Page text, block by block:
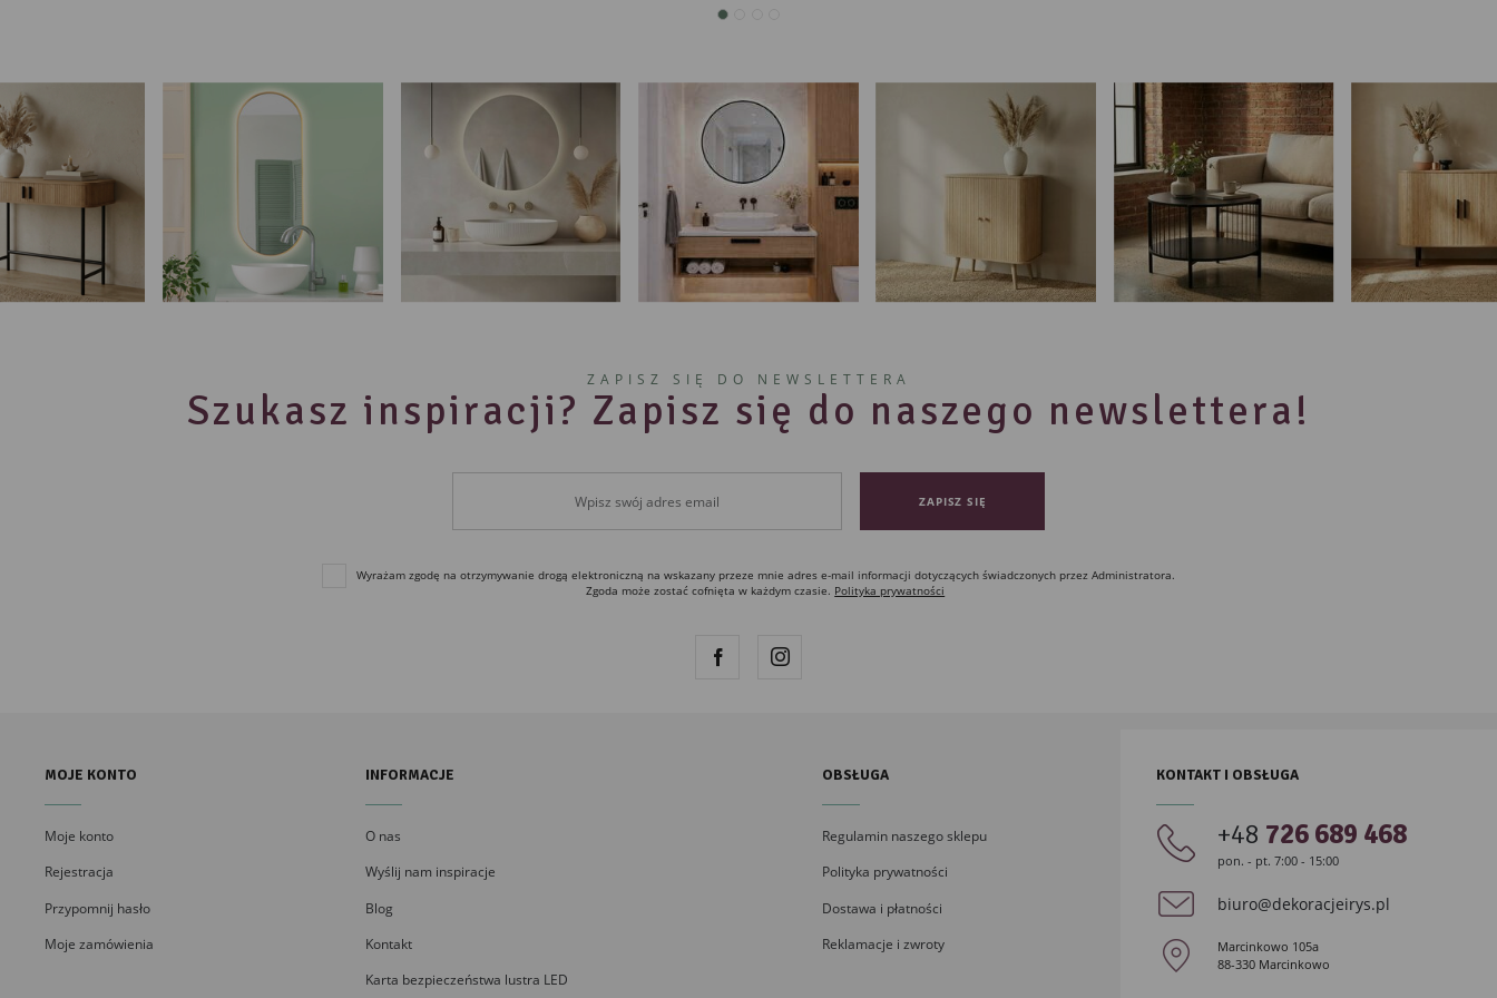
ZAPISZ SIĘ DO NEWSLETTERA
Szukasz inspiracji? Zapisz się do naszego newslettera!
Wyrażam zgodę na otrzymywanie drogą elektroniczną na wskazany przeze mnie adres e-mail informacji dotyczących świadczonych przez Administratora.
Zgoda może zostać cofnięta w każdym czasie. Polityka prywatności
MOJE KONTO
Moje konto
Rejestracja
Przypomnij hasło
Moje zamówienia
INFORMACJE
O nas
Wyślij nam inspiracje
Blog
Kontakt
Karta bezpieczeństwa lustra LED
OBSŁUGA
Regulamin naszego sklepu
Polityka prywatności
Dostawa i płatności
Reklamacje i zwroty
KONTAKT I OBSŁUGA
+48 726 689 468
pon. - pt. 7:00 - 15:00
biuro@dekoracjeirys.pl
Marcinkowo 105a
88-330 Marcinkowo